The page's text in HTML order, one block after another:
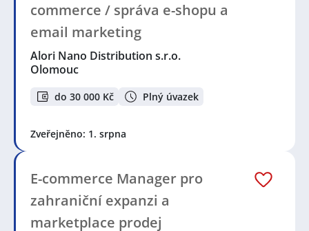
commerce / správa e-shopu a
email marketing
Alori Nano Distribution s.r.o.
Olomouc
do 30 000 Kč Plný úvazek
Zveřejněno: 1. srpna
E-commerce Manager pro
zahraniční expanzi a
marketplace prodej